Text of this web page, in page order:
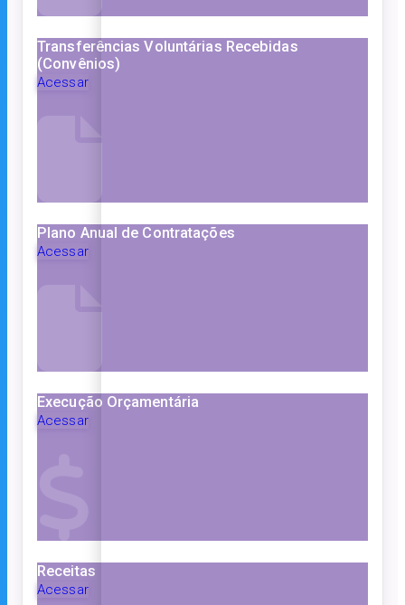
Transferências Voluntárias Recebidas
(Convênios)
Acessar
Plano Anual de Contratações
Acessar
Execução Orçamentária
Acessar
Receitas
Acessar